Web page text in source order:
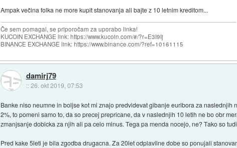
Ampak večina folka ne more kupit stanovanja ali bajte z 10 letnim kreditom...
Če sem pomagal, se priporočam za uporabo linka!
KUCOIN EXCHANGE link: https://www.kucoin.com/#/?r=E3I9Ij
BINANCE EXCHANGE link: https://www.binance.com/?ref=10161115
damirj79
::26. okt 2019, 07:53
Banke niso neumne in boljse kot mi znajo predvidevat gibanje euribora za
2%, to pomeni samo to, da so precej prepricane, da v naslednjih 10 letih ne bo obr
zmanjsanje dobicka za njih ali pa celo minus. Tega pa menda nocejo, ne? Tako so
Pred kake 5leti je bila zgodba drugacna. Za 20let odplavilne dobe so ponujali